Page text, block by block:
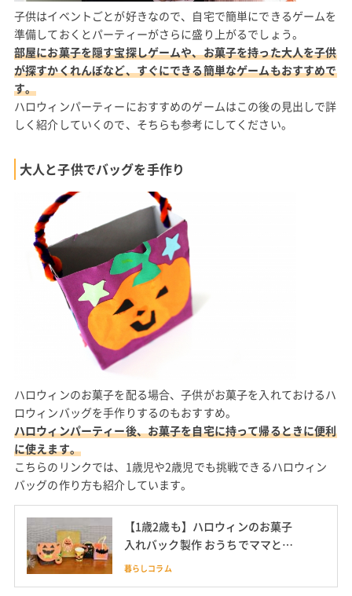
子供はイベントごとが好きなので、自宅で簡単にできるゲームを
準備しておくとパーティーがさらに盛り上がるでしょう。
部屋にお菓子を隠す宝探しゲームや、お菓子を持った大人を子供
が探すかくれんぼなど、すぐにできる簡単なゲームもおすすめで
す。
ハロウィンパーティーにおすすめのゲームはこの後の見出しで詳
しく紹介していくので、そちらも参考にしてください。
大人と子供でバッグを手作り
ハロウィンのお菓子を配る場合、子供がお菓子を入れておけるハ
ロウィンバッグを手作りするのもおすすめ。
ハロウィンパーティー後、お菓子を自宅に持って帰るときに便利
に使えます。
こちらのリンクでは、1歳児や2歳児でも挑戦できるハロウィン
バッグの作り方も紹介しています。
【1歳2歳も】ハロウィンのお菓子
入れバック製作 おうちでママと簡
単手作り
暮らしコラム